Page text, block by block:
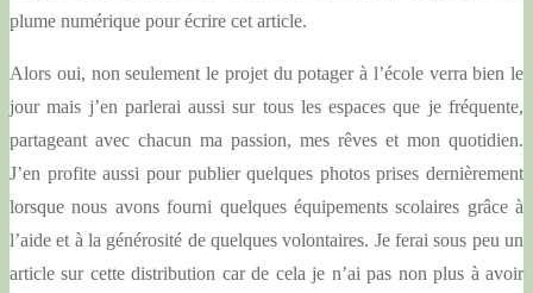
plume numérique pour écrire cet article.
Alors oui, non seulement le projet du potager à l’école verra bien le
jour mais j’en parlerai aussi sur tous les espaces que je fréquente,
partageant avec chacun ma passion, mes rêves et mon quotidien.
J’en profite aussi pour publier quelques photos prises dernièrement
lorsque nous avons fourni quelques équipements scolaires grâce à
l’aide et à la générosité de quelques volontaires. Je ferai sous peu un
article sur cette distribution car de cela je n’ai pas non plus à avoir